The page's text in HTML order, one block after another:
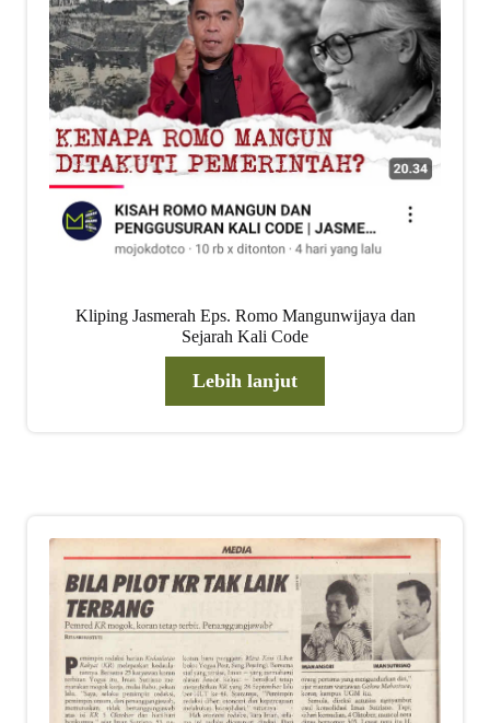
child
menu
Alamat
Rekening
Reseller
Kliping Jasmerah Eps. Romo Mangunwijaya dan
Sejarah Kali Code
Lebih lanjut